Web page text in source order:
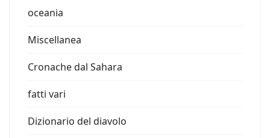
oceania
Miscellanea
Cronache dal Sahara
fatti vari
Dizionario del diavolo